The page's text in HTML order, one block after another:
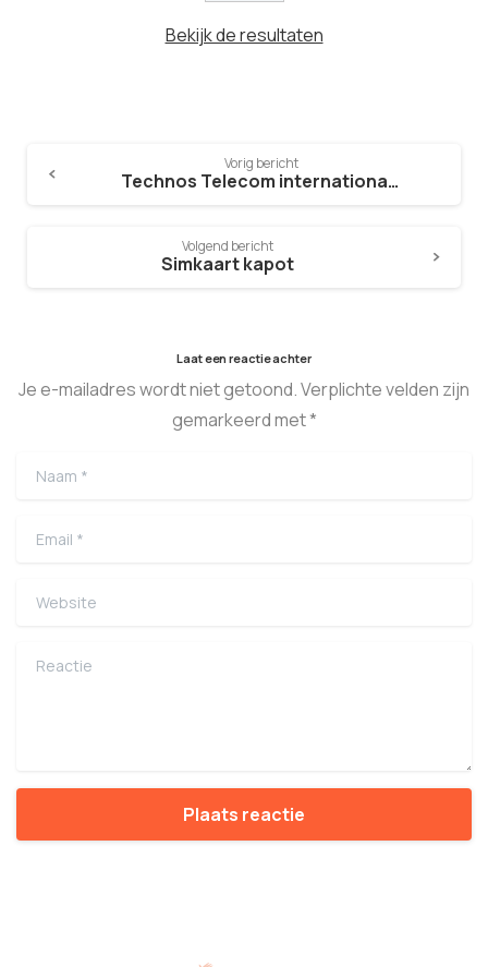
Bekijk de resultaten
Vorig bericht
Technos Telecom internationale simkaart
Volgend bericht
Simkaart kapot
Laat een reactie achter
Je e-mailadres wordt niet getoond. Verplichte velden zijn
gemarkeerd met *
Naam
Email
Website
Reactie